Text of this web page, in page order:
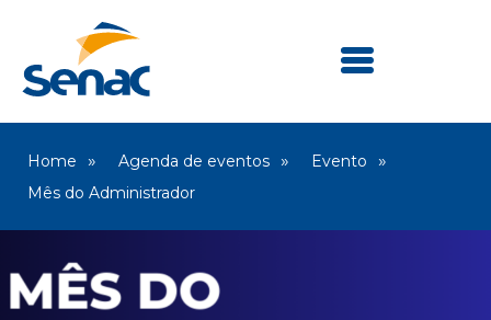
Home Agenda de eventos
Evento
Mês do Administrador